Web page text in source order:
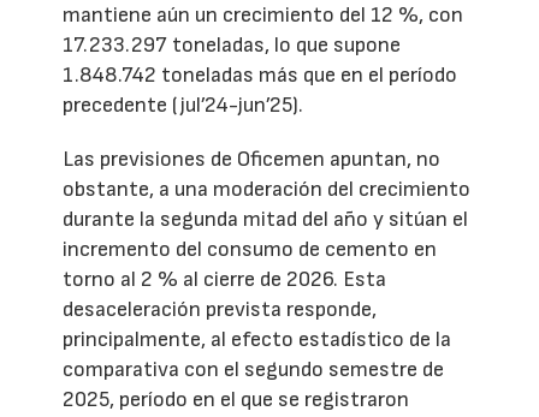
mantiene aún un crecimiento del 12 %, con
17.233.297 toneladas, lo que supone
1.848.742 toneladas más que en el período
precedente (jul’24-jun’25).
Las previsiones de Oficemen apuntan, no
obstante, a una moderación del crecimiento
durante la segunda mitad del año y sitúan el
incremento del consumo de cemento en
torno al 2 % al cierre de 2026. Esta
desaceleración prevista responde,
principalmente, al efecto estadístico de la
comparativa con el segundo semestre de
2025, período en el que se registraron